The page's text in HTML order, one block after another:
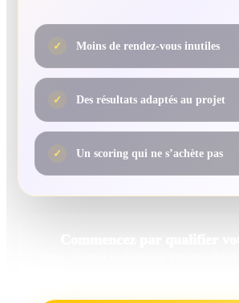
✓ Moins de rendez-vous inutiles
✓ Des résultats adaptés au projet
✓ Un scoring qui ne s’achète pas